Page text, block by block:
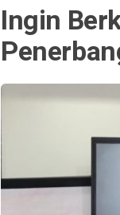
Ingin